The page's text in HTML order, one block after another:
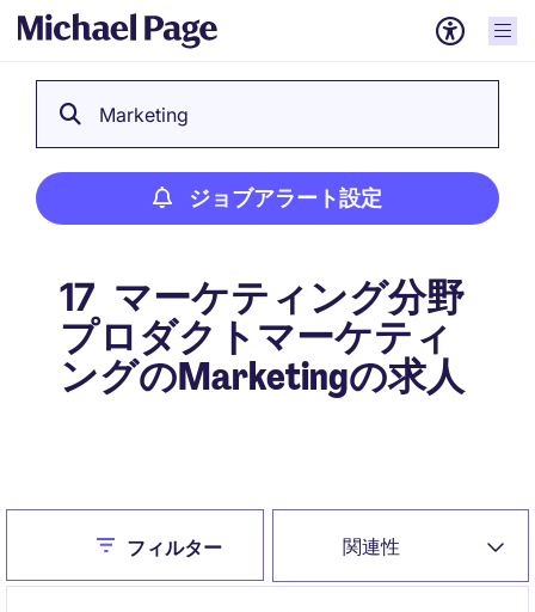
Marketing
ジョブアラート設定
17 マーケティング分野
プロダクトマーケティ
ングのMarketingの求人
関連性
Closeフィルター